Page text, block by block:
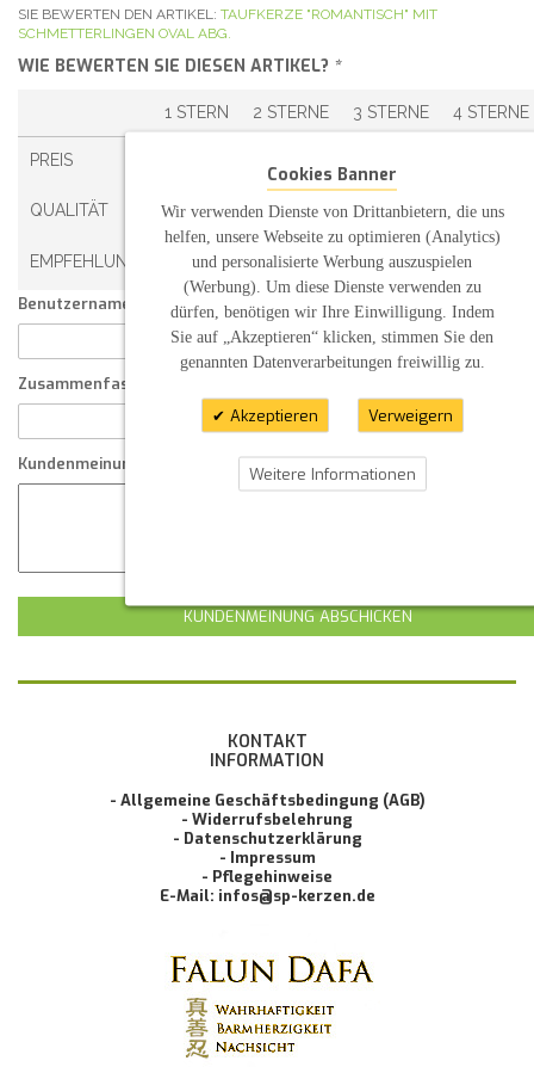
SIE BEWERTEN DEN ARTIKEL: TAUFKERZE "ROMANTISCH" MIT
SCHMETTERLINGEN OVAL ABG.
WIE BEWERTEN SIE DIESEN ARTIKEL? *
1 STERN 2 STERNE 3 STERNE 4 STERNE
PREIS
QUALITÄT
EMPFEHLUNG
Benutzername:
Zusammenfassung Ihrer Kundenmeinung
Kundenmeinung
KUNDENMEINUNG ABSCHICKEN
KONTAKT
INFORMATION
- Allgemeine Geschäftsbedingung (AGB)
- Widerrufsbelehrung
- Datenschutzerklärung
- Impressum
- Pflegehinweise
E-Mail: infos@sp-kerzen.de
Cookies Banner
Wir verwenden Dienste von Drittanbietern, die uns
helfen, unsere Webseite zu optimieren (Analytics)
und personalisierte Werbung auszuspielen
(Werbung). Um diese Dienste verwenden zu
dürfen, benötigen wir Ihre Einwilligung. Indem
Sie auf „Akzeptieren“ klicken, stimmen Sie den
genannten Datenverarbeitungen freiwillig zu.
Akzeptieren Verweigern
Weitere Informationen